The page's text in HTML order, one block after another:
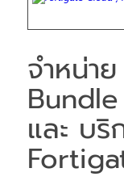
จำหน่า
และ บริ